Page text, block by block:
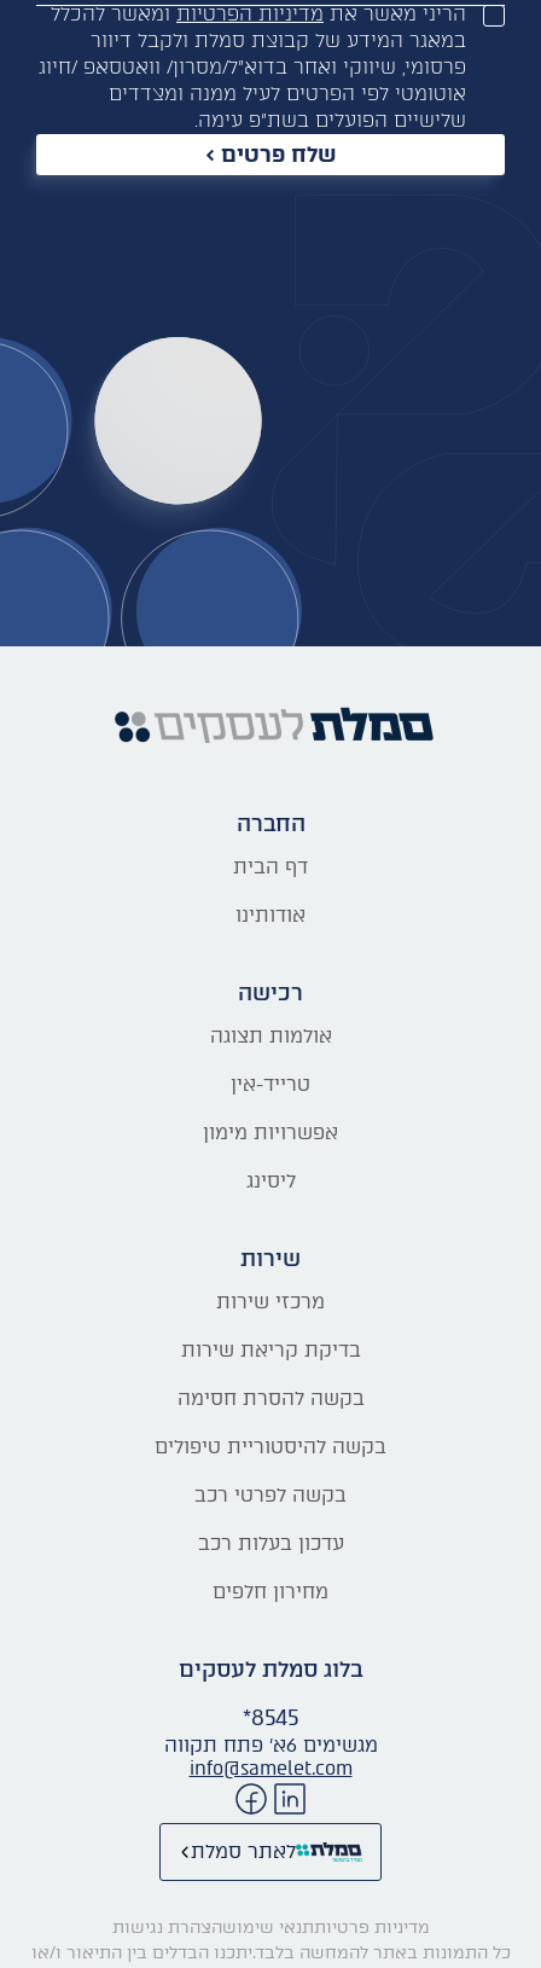
הריני מאשר אתמדיניות הפרטיותומאשר להכלל
במאגר המידע של קבוצת סמלת ולקבל דיוור
פרסומי, שיווקי ואחר בדוא”ל/מסרון/ וואטסאפ /חיוג
אוטומטי לפי הפרטים לעיל ממנה ומצדדים
שלישיים הפועלים בשת”פ עימה.
החברה
דף הבית
אודותינו
רכישה
אולמות תצוגה
טרייד-אין
אפשרויות מימון
ליסינג
שירות
מרכזי שירות
בדיקת קריאת שירות
בקשה להסרת חסימה
בקשה להיסטוריית טיפולים
בקשה לפרטי רכב
עדכון בעלות רכב
מחירון חלפים
בלוג סמלת לעסקים
*8545
מגשימים 6א׳ פתח תקווה
info@samelet.com
לאתר סמלת
מדיניות פרטיותתנאי שימושהצהרת נגישות
כל התמונות באתר להמחשה בלבד.יתכנו הבדלים בין התיאור ו/או